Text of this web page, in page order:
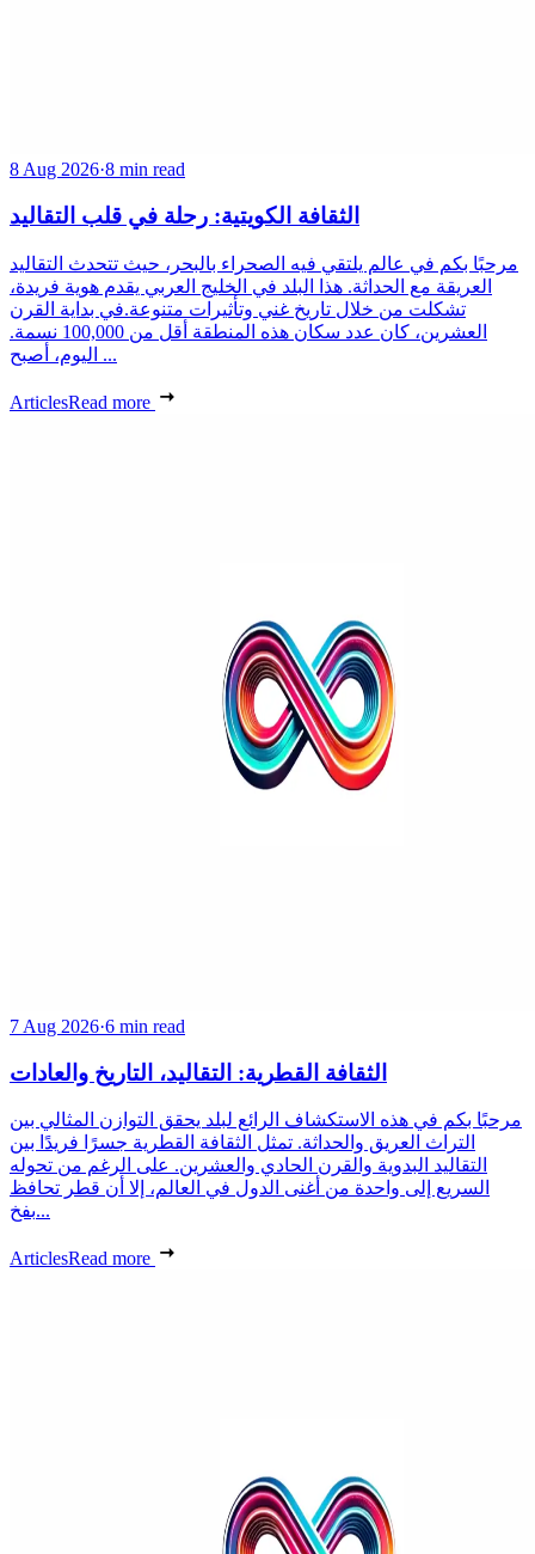
8 Aug 2026·8 min read
الثقافة الكويتية: رحلة في قلب التقاليد
مرحبًا بكم في عالم يلتقي فيه الصحراء بالبحر، حيث تتحدث التقاليد
العريقة مع الحداثة. هذا البلد في الخليج العربي يقدم هوية فريدة،
تشكلت من خلال تاريخ غني وتأثيرات متنوعة.في بداية القرن
العشرين، كان عدد سكان هذه المنطقة أقل من 100,000 نسمة.
اليوم، أصبح ...
ArticlesRead more
7 Aug 2026·6 min read
الثقافة القطرية: التقاليد، التاريخ والعادات
مرحبًا بكم في هذه الاستكشاف الرائع لبلد يحقق التوازن المثالي بين
التراث العريق والحداثة. تمثل الثقافة القطرية جسرًا فريدًا بين
التقاليد البدوية والقرن الحادي والعشرين. على الرغم من تحوله
السريع إلى واحدة من أغنى الدول في العالم، إلا أن قطر تحافظ
بفخ...
ArticlesRead more